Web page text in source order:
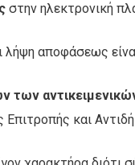
στην ηλεκτρονική
λήψη αποφάσεως
των
και